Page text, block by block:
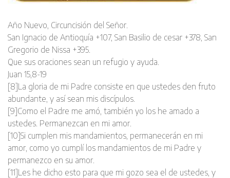
Año Nuevo, Circuncisión del Señor.
San Ignacio de Antioquía +107, San Basilio de cesar +378, San
Gregorio de Nissa +395.
Que sus oraciones sean un refugio y ayuda.
Juan 15,8-19
[8]La gloria de mi Padre consiste en que ustedes den fruto
abundante, y así sean mis discípulos.
[9]Como el Padre me amó, también yo los he amado a
ustedes. Permanezcan en mi amor.
[10]Si cumplen mis mandamientos, permanecerán en mi
amor, como yo cumplí los mandamientos de mi Padre y
permanezco en su amor.
[11]Les he dicho esto para que mi gozo sea el de ustedes, y